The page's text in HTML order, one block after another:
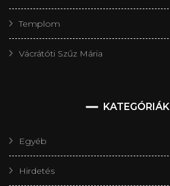
Templom
Vácrátóti Szűz Mária
KATEGÓRIÁK
Egyéb
Hirdetés